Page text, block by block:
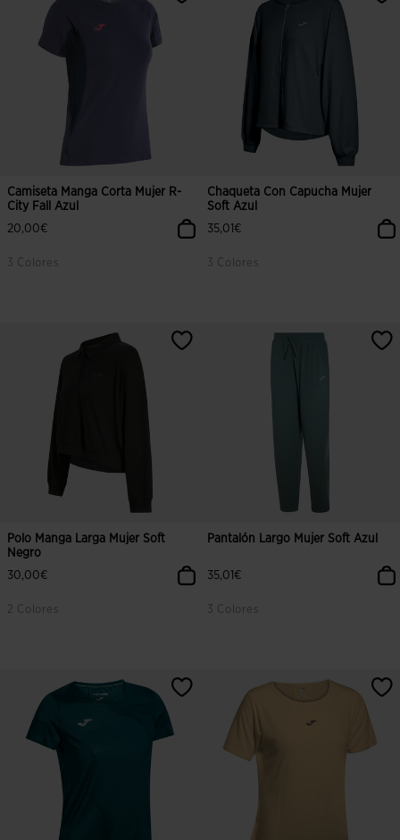
Camiseta Manga Corta Mujer R-
City Fall Azul
20,00€
3 Colores
Chaqueta Con Capucha Mujer
Soft Azul
35,01€
3 Colores
Polo Manga Larga Mujer Soft
Negro
30,00€
2 Colores
Pantalón Largo Mujer Soft Azul
35,01€
3 Colores